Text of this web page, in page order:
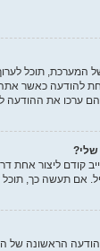
המערכת, תוכל
כאשר אתה
ערכו את ההודעה
שלי?
קודם ליצור
אם תעשה כך, תוכל
הראשונה של